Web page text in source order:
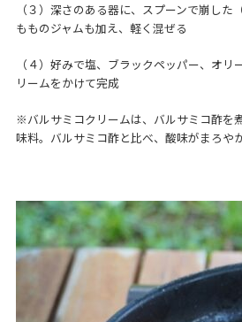
（３）深さのある器に、スプーンで崩した
もものジャムも加え、軽く混ぜる
（４）好みで塩、ブラックペッパー、オリ
リームをかけて完成
※バルサミコクリームは、バルサミコ酢を
味料。バルサミコ酢と比べ、酸味がまろや